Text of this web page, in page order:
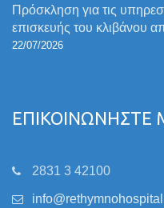
Πρόσκληση για τις
επισκευής του κλιβάνου
22/07/2026
ΕΠΙΚΟΙΝΩΝΗΣΤΕ
2831 3 42100